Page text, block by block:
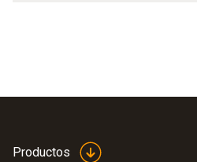
Productos